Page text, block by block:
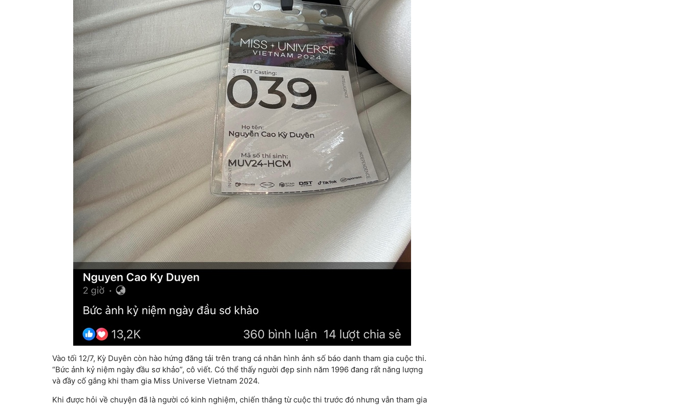
Vào tối 12/7, Kỳ Duyên còn hào hứng đăng tải trên trang cá nhân hình ảnh số báo danh tham gia cuộc thi.
“Bức ảnh kỷ niệm ngày đầu sơ khảo”, cô viết. Có thể thấy người đẹp sinh năm 1996 đang rất năng lượng
và đầy cố gắng khi tham gia Miss Universe Vietnam 2024.
Khi được hỏi về chuyện đã là người có kinh nghiệm, chiến thắng từ cuộc thi trước đó nhưng vẫn tham gia